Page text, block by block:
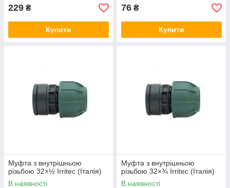
229 ₴
Купити
76 ₴
Купити
Муфта з внутрішньою
різьбою 32×½ Irritec (Італія)
В наявності
Муфта з внутрішньою
різьбою 32×¾ Irritec (Італія)
В наявності